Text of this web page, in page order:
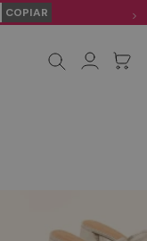
COPIAR